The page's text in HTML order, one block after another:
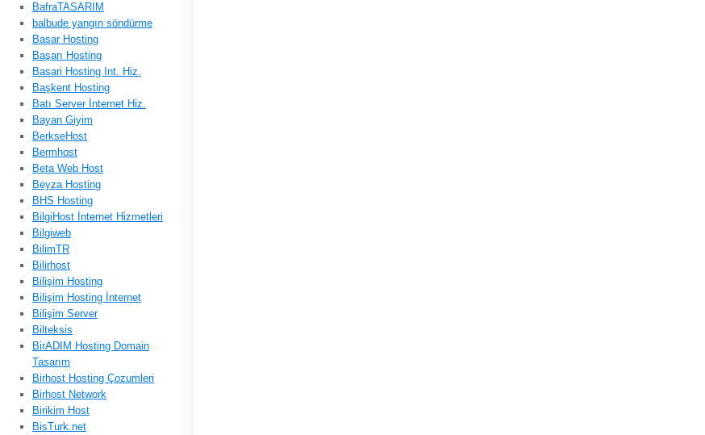
BafraTASARIM
balbude yangın söndürme
Basar Hosting
Başarı Hosting
Basari Hosting Int. Hiz.
Başkent Hosting
Batı Server İnternet Hiz.
Bayan Giyim
BerkseHost
Bermhost
Beta Web Host
Beyza Hosting
BHS Hosting
BilgiHost İnternet Hizmetleri
Bilgiweb
BilimTR
Bilirhost
Bilişim Hosting
Bilişim Hosting İnternet
Bilişim Server
Bilteksis
BirADIM Hosting Domain
Tasarım
Birhost Hosting Çozumleri
Birhost Network
Birikim Host
BisTurk.net